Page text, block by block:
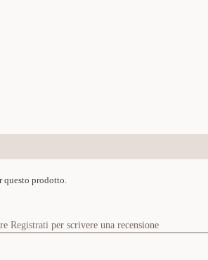
questo prodotto.
Registrati per scrivere una recensione